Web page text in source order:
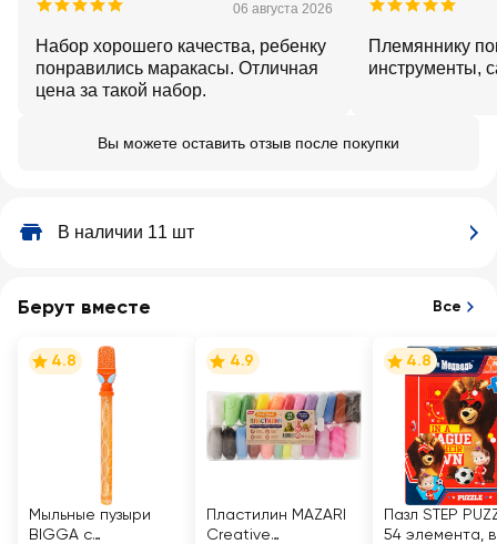
06 августа 2026
Набор хорошего качества, ребенку
понравились маракасы. Отличная
цена за такой набор.
Племяннику
инструменты,
Вы можете оставить отзыв после покупки
В наличии 11 шт
Берут вместе Все
4.8
Мыльные пузыри
BIGGA c
4.9
Пластилин MAZARI
Creative
4.8
Пазл STEP
54 элемента, в